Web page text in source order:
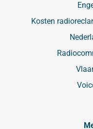
Kosten